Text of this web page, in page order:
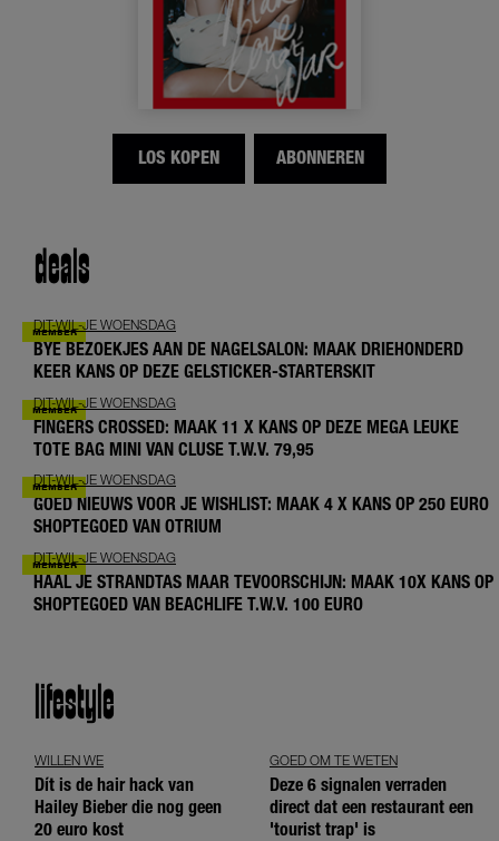
LOS KOPEN ABONNEREN
deals
DIT-WIL-JE WOENSDAG
BYE BEZOEKJES AAN DE NAGELSALON: MAAK DRIEHONDERD
KEER KANS OP DEZE GELSTICKER-STARTERSKIT
DIT-WIL-JE WOENSDAG
FINGERS CROSSED: MAAK 11 X KANS OP DEZE MEGA LEUKE
TOTE BAG MINI VAN CLUSE T.W.V. 79,95
DIT-WIL-JE WOENSDAG
GOED NIEUWS VOOR JE WISHLIST: MAAK 4 X KANS OP 250 EURO
SHOPTEGOED VAN OTRIUM
DIT-WIL-JE WOENSDAG
HAAL JE STRANDTAS MAAR TEVOORSCHIJN: MAAK 10X KANS OP
SHOPTEGOED VAN BEACHLIFE T.W.V. 100 EURO
lifestyle
WILLEN WE
Dít is de hair hack van
Hailey Bieber die nog geen
20 euro kost
GOED OM TE WETEN
Deze 6 signalen verraden
direct dat een restaurant een
'tourist trap' is